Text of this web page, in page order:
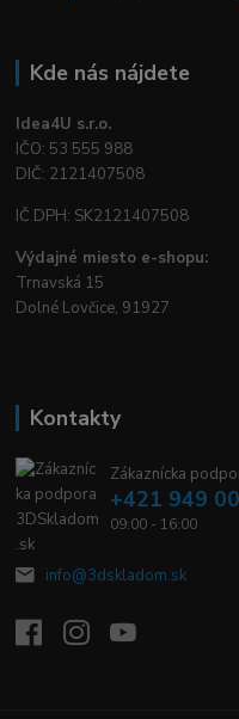
Kde nás nájdete
Idea4U s.r.o.
IČO: 53 555 988
DIČ: 2121407508
IČ DPH: SK2121407508
Výdajné miesto e-shopu:
Trnavská 15
Dolné Lovčice, 91927
Kontakty
Zákaznícka
+421 949
09:00 - 16:00
info@3dskladom.sk